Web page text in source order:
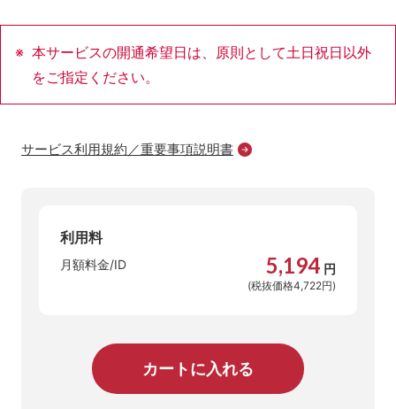
本サービスの開通希望日は、原則として土日祝日以外
をご指定ください。
サービス利用規約／重要事項説明書
利用料
月額料金/ID 5,194 円
(税抜価格4,722円)